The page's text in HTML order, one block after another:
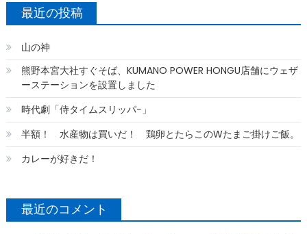
最近の投稿
山の神
熊野本宮大社すぐそば、KUMANO POWER HONGU店舗にウェザ
ーステーションを設置しました
時代劇「侍タイムスリッパ−」
半額！ 水産物は買いだ！ 鶏卵とたらこのWたまご掛けご飯。
カレーが好きだ！
最近のコメント